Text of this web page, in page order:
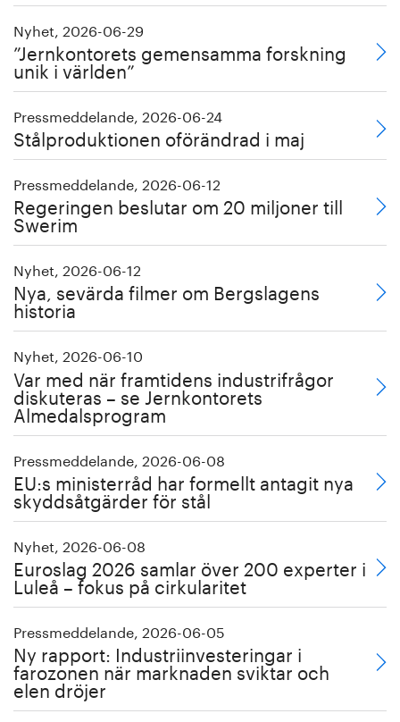
Nyhet, 2026-06-29
”Jernkontorets gemensamma forskning
unik i världen”
Pressmeddelande, 2026-06-24
Stålproduktionen oförändrad i maj
Pressmeddelande, 2026-06-12
Regeringen beslutar om 20 miljoner till
Swerim
Nyhet, 2026-06-12
Nya, sevärda filmer om Bergslagens
historia
Nyhet, 2026-06-10
Var med när framtidens industrifrågor
diskuteras – se Jernkontorets
Almedalsprogram
Pressmeddelande, 2026-06-08
EU:s ministerråd har formellt antagit nya
skyddsåtgärder för stål
Nyhet, 2026-06-08
Euroslag 2026 samlar över 200 experter i
Luleå – fokus på cirkularitet
Pressmeddelande, 2026-06-05
Ny rapport: Industriinvesteringar i
farozonen när marknaden sviktar och
elen dröjer